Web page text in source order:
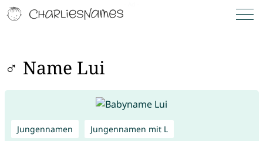
♂ Name Lui
Jungennamen Jungennamen mit L